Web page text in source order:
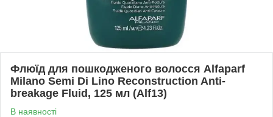
Флюїд для пошкодженого волосся Alfaparf
Milano Semi Di Lino Reconstruction Anti-
breakage Fluid, 125 мл (Alf13)
В наявності